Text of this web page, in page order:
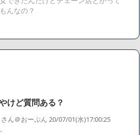
、減損損失約160億円と約700億円の繰
避難所の自販機が壊されて窃盗され
んなの？
けど質問ある？
ん＠おーぷん 20/07/01(水)17:00:25